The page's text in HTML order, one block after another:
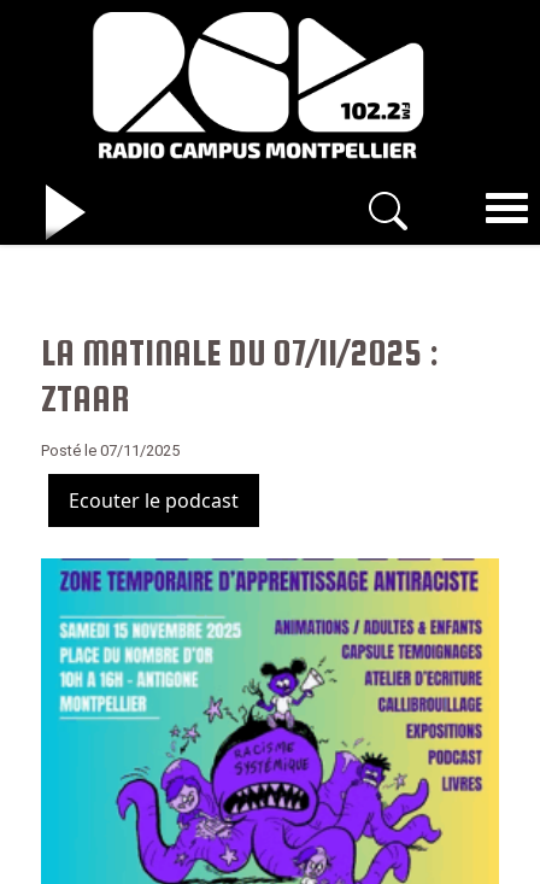
LA MATINALE DU 07/11/2025 :
ZTAAR
Posté le 07/11/2025
Ecouter le podcast